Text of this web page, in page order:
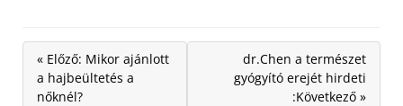
« Előző: Mikor ajánlott
a hajbeültetés a
nőknél?
dr.Chen a természet
gyógyító erejét hirdeti
:Következő »